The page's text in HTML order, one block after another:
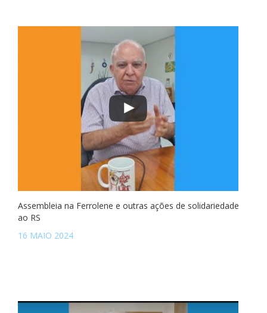
Assembleia na Ferrolene e outras ações de solidariedade
ao RS
16 MAIO 2024